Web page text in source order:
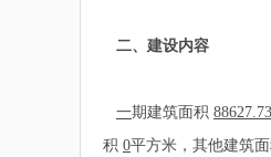
二、建设内容
一期建筑面积 88627.73
积 0平方米，其他建筑